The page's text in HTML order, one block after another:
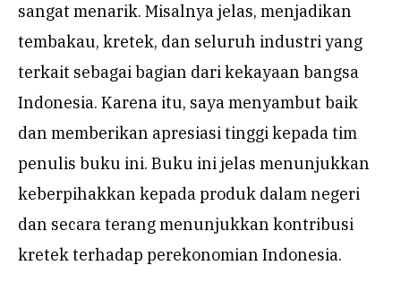
sangat menarik. Misalnya jelas, menjadikan
tembakau, kretek, dan seluruh industri yang
terkait sebagai bagian dari kekayaan bangsa
Indonesia. Karena itu, saya menyambut baik
dan memberikan apresiasi tinggi kepada tim
penulis buku ini. Buku ini jelas menunjukkan
keberpihakkan kepada produk dalam negeri
dan secara terang menunjukkan kontribusi
kretek terhadap perekonomian Indonesia.